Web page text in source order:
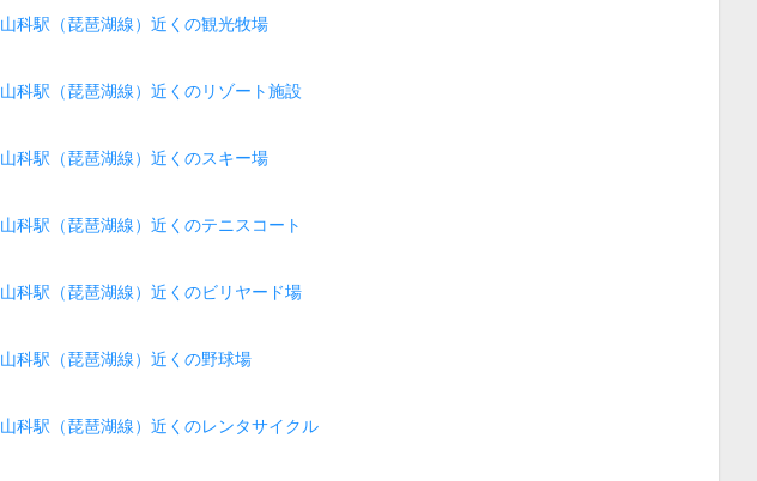
山科駅（琵琶湖線）近くの観光牧場
山科駅（琵琶湖線）近くのリゾート施設
山科駅（琵琶湖線）近くのスキー場
山科駅（琵琶湖線）近くのテニスコート
山科駅（琵琶湖線）近くのビリヤード場
山科駅（琵琶湖線）近くの野球場
山科駅（琵琶湖線）近くのレンタサイクル